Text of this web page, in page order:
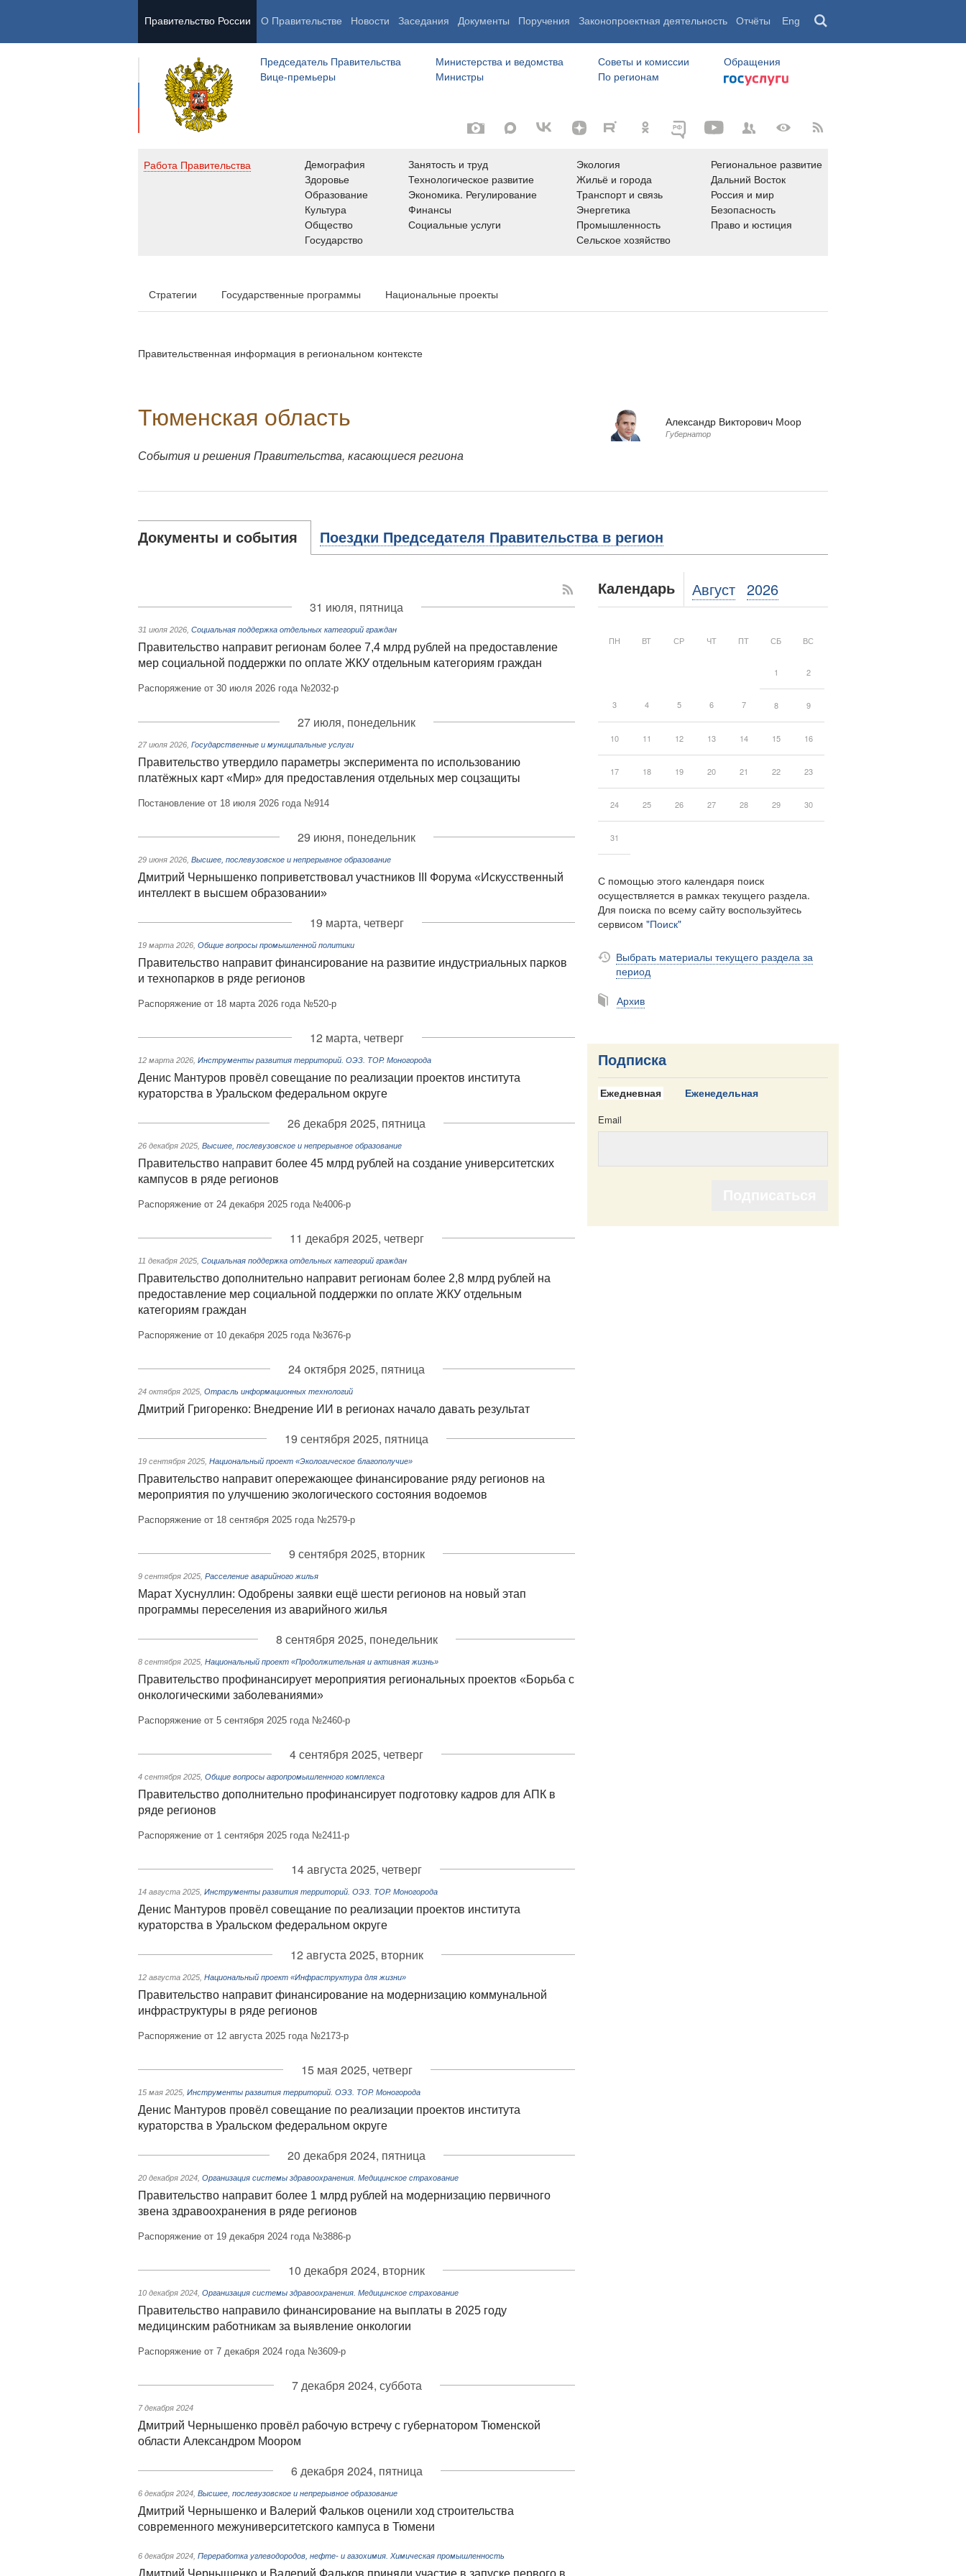
Правительство России О Правительстве Новости Заседания Документы Поручения Законопроектная деятельность Отчёты Eng
Председатель Правительства
Вице-премьеры
Министерства и ведомства
Министры
Советы и комиссии
По регионам
Обращения
Работа Правительства
Демография
Здоровье
Образование
Культура
Общество
Государство
Занятость и труд
Технологическое развитие
Экономика. Регулирование
Финансы
Социальные услуги
Экология
Жильё и города
Транспорт и связь
Энергетика
Промышленность
Сельское хозяйство
Региональное развитие
Дальний Восток
Россия и мир
Безопасность
Право и юстиция
Стратегии Государственные программы Национальные проекты
Правительственная информация в региональном контексте
Тюменская область
События и решения Правительства, касающиеся региона
Александр Викторович Моор
Губернатор
Документы и события Поездки Председателя Правительства в регион
31 июля, пятница
31 июля 2026 Социальная поддержка отдельных категорий граждан
Правительство направит регионам более 7,4 млрд рублей на предоставление
мер социальной поддержки по оплате ЖКУ отдельным категориям граждан
Распоряжение от 30 июля 2026 года №2032-р
27 июля, понедельник
27 июля 2026 Государственные и муниципальные услуги
Правительство утвердило параметры эксперимента по использованию
платёжных карт «Мир» для предоставления отдельных мер соцзащиты
Постановление от 18 июля 2026 года №914
29 июня, понедельник
29 июня 2026 Высшее, послевузовское и непрерывное образование
Дмитрий Чернышенко поприветствовал участников III Форума «Искусственный
интеллект в высшем образовании»
19 марта, четверг
19 марта 2026 Общие вопросы промышленной политики
Правительство направит финансирование на развитие индустриальных парков
и технопарков в ряде регионов
Распоряжение от 18 марта 2026 года №520-р
12 марта, четверг
12 марта 2026 Инструменты развития территорий. ОЭЗ. ТОР. Моногорода
Денис Мантуров провёл совещание по реализации проектов института
кураторства в Уральском федеральном округе
26 декабря 2025, пятница
26 декабря 2025 Высшее, послевузовское и непрерывное образование
Правительство направит более 45 млрд рублей на создание университетских
кампусов в ряде регионов
Распоряжение от 24 декабря 2025 года №4006-р
11 декабря 2025, четверг
11 декабря 2025 Социальная поддержка отдельных категорий граждан
Правительство дополнительно направит регионам более 2,8 млрд рублей на
предоставление мер социальной поддержки по оплате ЖКУ отдельным
категориям граждан
Распоряжение от 10 декабря 2025 года №3676-р
24 октября 2025, пятница
24 октября 2025 Отрасль информационных технологий
Дмитрий Григоренко: Внедрение ИИ в регионах начало давать результат
19 сентября 2025, пятница
19 сентября 2025 Национальный проект «Экологическое благополучие»
Правительство направит опережающее финансирование ряду регионов на
мероприятия по улучшению экологического состояния водоемов
Распоряжение от 18 сентября 2025 года №2579-р
9 сентября 2025, вторник
9 сентября 2025 Расселение аварийного жилья
Марат Хуснуллин: Одобрены заявки ещё шести регионов на новый этап
программы переселения из аварийного жилья
8 сентября 2025, понедельник
8 сентября 2025 Национальный проект «Продолжительная и активная жизнь»
Правительство профинансирует мероприятия региональных проектов «Борьба с
онкологическими заболеваниями»
Распоряжение от 5 сентября 2025 года №2460-р
4 сентября 2025, четверг
4 сентября 2025 Общие вопросы агропромышленного комплекса
Правительство дополнительно профинансирует подготовку кадров для АПК в
ряде регионов
Распоряжение от 1 сентября 2025 года №2411-р
14 августа 2025, четверг
14 августа 2025 Инструменты развития территорий. ОЭЗ. ТОР. Моногорода
Денис Мантуров провёл совещание по реализации проектов института
кураторства в Уральском федеральном округе
12 августа 2025, вторник
12 августа 2025 Национальный проект «Инфраструктура для жизни»
Правительство направит финансирование на модернизацию коммунальной
инфраструктуры в ряде регионов
Распоряжение от 12 августа 2025 года №2173-р
15 мая 2025, четверг
15 мая 2025 Инструменты развития территорий. ОЭЗ. ТОР. Моногорода
Денис Мантуров провёл совещание по реализации проектов института
кураторства в Уральском федеральном округе
20 декабря 2024, пятница
20 декабря 2024 Организация системы здравоохранения. Медицинское страхование
Правительство направит более 1 млрд рублей на модернизацию первичного
звена здравоохранения в ряде регионов
Распоряжение от 19 декабря 2024 года №3886-р
10 декабря 2024, вторник
10 декабря 2024 Организация системы здравоохранения. Медицинское страхование
Правительство направило финансирование на выплаты в 2025 году
медицинским работникам за выявление онкологии
Распоряжение от 7 декабря 2024 года №3609-р
7 декабря 2024, суббота
7 декабря 2024
Дмитрий Чернышенко провёл рабочую встречу с губернатором Тюменской
области Александром Моором
6 декабря 2024, пятница
6 декабря 2024 Высшее, послевузовское и непрерывное образование
Дмитрий Чернышенко и Валерий Фальков оценили ход строительства
современного межуниверситетского кампуса в Тюмени
6 декабря 2024 Переработка углеводородов, нефте- и газохимия. Химическая промышленность
Дмитрий Чернышенко и Валерий Фальков приняли участие в запуске первого в
Календарь Август 2026
ПН ВТ СР ЧТ ПТ СБ ВС
1 2
3 4 5 6 7 8 9
10 11 12 13 14 15 16
17 18 19 20 21 22 23
24 25 26 27 28 29 30
31
С помощью этого календаря поиск
осуществляется в рамках текущего раздела.
Для поиска по всему сайту воспользуйтесь
сервисом "Поиск"
Выбрать материалы текущего раздела за
период
Архив
Подписка
Ежедневная Еженедельная
Email